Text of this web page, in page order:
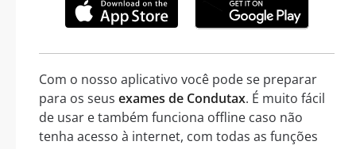
Com o nosso aplicativo você pode se preparar
para os seus exames de Condutax. É muito fácil
de usar e também funciona offline caso não
tenha acesso à internet, com todas as funções